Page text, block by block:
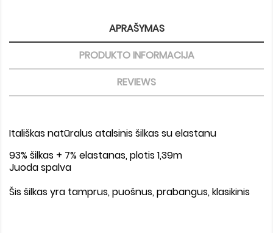
APRAŠYMAS
PRODUKTO INFORMACIJA
REVIEWS
Itališkas natūralus atalsinis šilkas su elastanu
93% šilkas + 7% elastanas, plotis 1,39m
Juoda spalva
Šis šilkas yra tamprus, puošnus, prabangus, klasikinis